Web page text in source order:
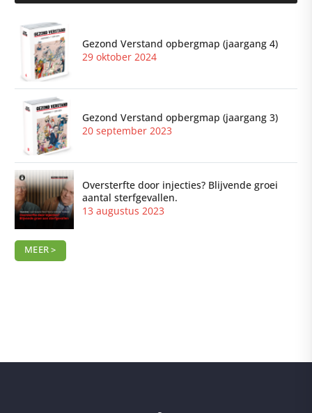
Gezond Verstand opbergmap (jaargang 4)
29 oktober 2024
Gezond Verstand opbergmap (jaargang 3)
20 september 2023
Oversterfte door injecties? Blijvende groei
aantal sterfgevallen.
13 augustus 2023
MEER >